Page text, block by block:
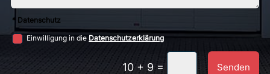
* Datenschutz
Einwilligung in die Datenschutzerklärung
10 + 9= Senden